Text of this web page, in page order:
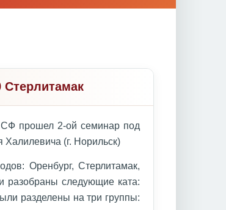
Стерлитамак
прошел 2-ой семинар под
Халилевича (г. Норильск)
Оренбург, Стерлитамак,
следующие ката:
разделены на три группы: